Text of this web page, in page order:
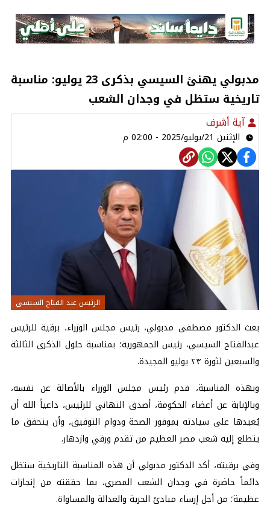
مدبولي يهنئ السيسي بذكرى 23 يوليو: مناسبة
تاريخية ستظل في وجدان الشعب
آية أشرف
الإثنين 21/يوليو/2025 - 02:00 م
الرئيس عبد الفتاح السيسي
بعث الدكتور مصطفى مدبولي، رئيس مجلس الوزراء، برقية للرئيس
عبدالفتاح السيسي، رئيس الجمهورية؛ بمناسبة حلول الذكرى الثالثة
والسبعين لثورة ٢٣ يوليو المجيدة.
وبهذه المناسبة، قدم رئيس مجلس الوزراء بالأصالة عن نفسه،
وبالإنابة عن أعضاء الحكومة، أصدق التهاني للرئيس، داعياً الله أن
يُعيدها على سيادته بموفور الصحة ودوام التوفيق، وأن يتحقق ما
يتطلع إليه شعب مصر العظيم من تقدم ورقي وازدهار.
وفي برقيته، أكد الدكتور مدبولي أن هذه المناسبة التاريخية ستظل
دائماً حاضرة في وجدان الشعب المصري، بما حققته من إنجازات
عظيمة؛ من أجل إرساء مبادئ الحرية والعدالة والمساواة.